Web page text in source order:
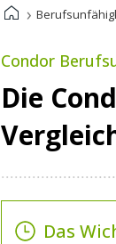
Risiko & Vorsorge
Unfallversicherung
Altersvorsorge
Rürup Rente
ETF-
Kreditkarte
Depot
Tagesgeld
Festgeld
Geldanlage
›
Condor
Die
Das